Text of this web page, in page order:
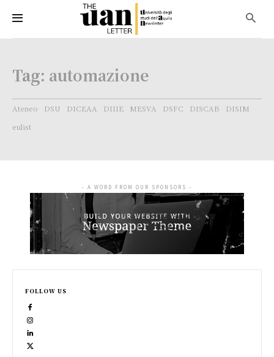
Tag: automazione
Ateneo DSU DICEAA DIIIE MESVA DSFC DISCAB
DISIM
eulist
- A WORD FROM OUR SPONSORS -
FOLLOW US